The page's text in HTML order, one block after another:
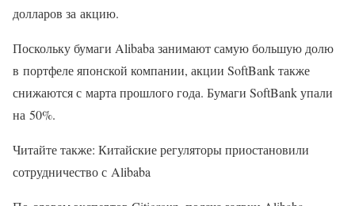
долларов за акцию.
Поскольку бумаги Alibaba занимают самую большую долю
в портфеле японской компании, акции SoftBank также
снижаются с марта прошлого года. Бумаги SoftBank упали
на 50%.
Читайте также: Китайские регуляторы приостановили
сотрудничество с Alibaba